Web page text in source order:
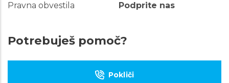
Pravna obvestila
Podprite nas
Potrebuješ pomoč?
Pokliči